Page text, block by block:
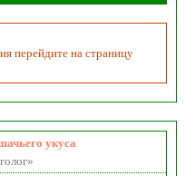
перейдите на страницу
укуса